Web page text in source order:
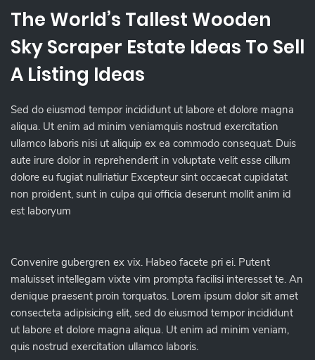
The World’s Tallest Wooden
Sky Scraper Estate Ideas To Sell
A Listing Ideas
Sed do eiusmod tempor incididunt ut labore et dolore magna
aliqua. Ut enim ad minim veniamquis nostrud exercitation
ullamco laboris nisi ut aliquip ex ea commodo consequat. Duis
aute irure dolor in reprehenderit in voluptate velit esse cillum
dolore eu fugiat nullriatiur Excepteur sint occaecat cupidatat
non proident, sunt in culpa qui officia deserunt mollit anim id
est laboryum
Convenire gubergren ex vix. Habeo facete pri ei. Putent
maluisset intellegam vixte vim prompta facilisi interesset te. An
denique praesent proin torquatos. Lorem ipsum dolor sit amet
consecteta adipisicing elit, sed do eiusmod tempor incididunt
ut labore et dolore magna aliqua. Ut enim ad minim veniam,
quis nostrud exercitation ullamco laboris.